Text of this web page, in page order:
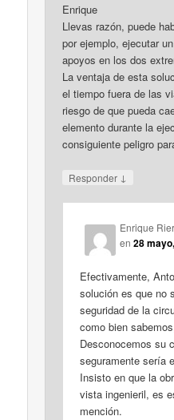
Enrique
Llevas razón, puede
por ejemplo, ejecutar
apoyos en los dos
La ventaja de esta
el tiempo fuera de las
riesgo de que pueda
elemento durante la
consiguiente peligro
Responder ↓
Enrique
en28
Efectivamente,
solución es que no
seguridad de la
como bien
Desconocemos su
seguramente sería
Insisto en que la
vista ingenieril, es
mención.